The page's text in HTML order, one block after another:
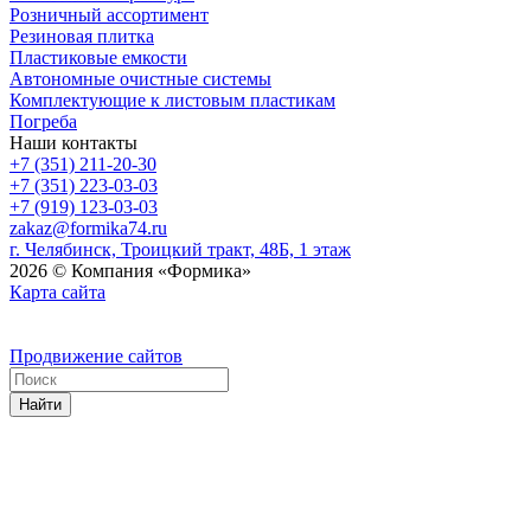
Розничный ассортимент
Резиновая плитка
Пластиковые емкости
Автономные очистные системы
Комплектующие к листовым пластикам
Погреба
Наши контакты
+7 (351) 211-20-30
+7 (351) 223-03-03
+7 (919) 123-03-03
zakaz@formika74.ru
г. Челябинск, Троицкий тракт, 48Б, 1 этаж
2026 © Компания «Формика»
Карта сайта
Продвижение сайтов
Найти